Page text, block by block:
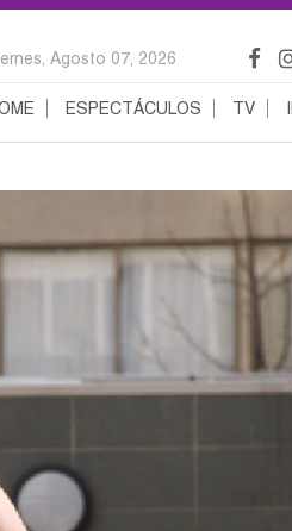
Agosto 07, 2026
ESPECTÁCULOS TV